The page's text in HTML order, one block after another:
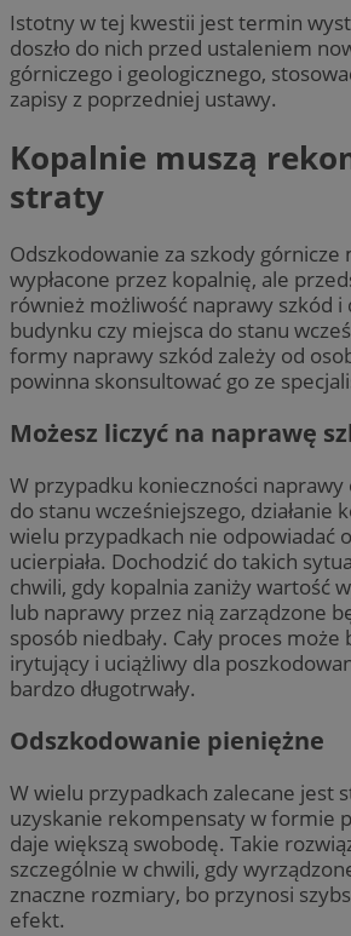
Istotny w tej kwestii jest termin
doszło do nich przed ustaleniem
górniczego i geologicznego,
zapisy z poprzedniej ustawy.
Kopalnie muszą
straty
Odszkodowanie za szkody górnicze
wypłacone przez kopalnię, ale
również możliwość naprawy szkód i
budynku czy miejsca do stanu
formy naprawy szkód zależy od
powinna skonsultować go ze
Możesz liczyć na naprawę
W przypadku konieczności
do stanu wcześniejszego, działanie
wielu przypadkach nie odpowiadać
ucierpiała. Dochodzić do takich
chwili, gdy kopalnia zaniży wartość
lub naprawy przez nią zarządzone
sposób niedbały. Cały proces
irytujący i uciążliwy dla
bardzo długotrwały.
Odszkodowanie pieniężne
W wielu przypadkach zalecane jest
uzyskanie rekompensaty w formie
daje większą swobodę. Takie
szczególnie w chwili, gdy
znaczne rozmiary, bo przynosi
efekt.